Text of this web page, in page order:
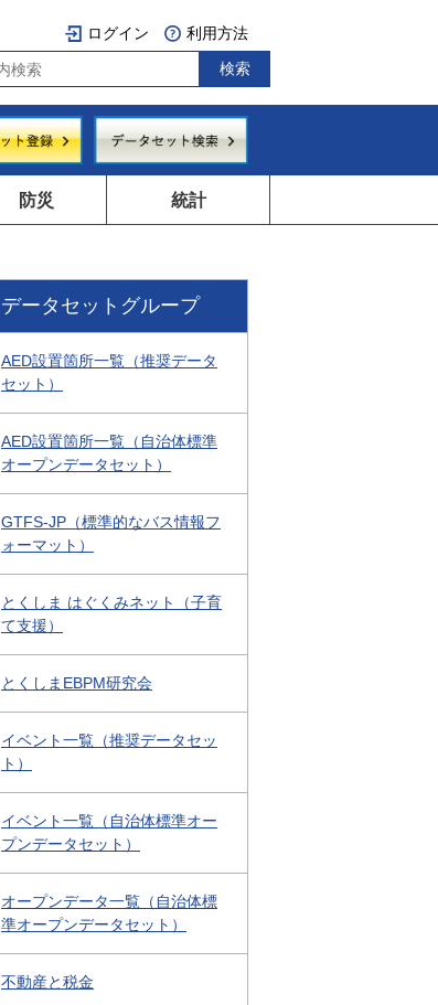
ログイン 利用方法
防災 統計
データセットグループ
AED設置箇所一覧（推奨データ
セット）
AED設置箇所一覧（自治体標準
オープンデータセット）
GTFS-JP（標準的なバス情報フ
ォーマット）
とくしま はぐくみネット（子育
て支援）
とくしまEBPM研究会
イベント一覧（推奨データセッ
ト）
イベント一覧（自治体標準オー
プンデータセット）
オープンデータ一覧（自治体標
準オープンデータセット）
不動産と税金